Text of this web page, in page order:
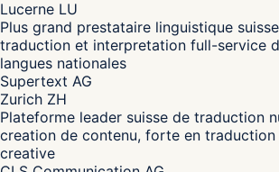
Lucerne LU
Plus grand prestataire linguistique
traduction et interpretation full-service
langues nationales
Supertext AG
Zurich ZH
Plateforme leader suisse de traduction
creation de contenu, forte en
creative